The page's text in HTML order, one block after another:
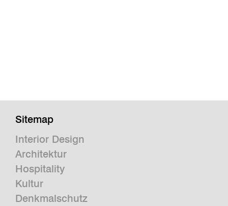
Sitemap
Interior Design
Architektur
Hospitality
Kultur
Denkmalschutz